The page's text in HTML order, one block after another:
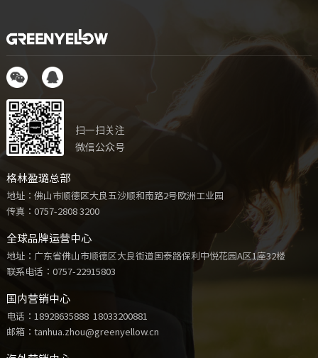
扫一扫关注
微信公众号
格林盈璐总部
地址：佛山市顺德区大良五沙顺和南路2号欧洲工业园
传真：0757-2808 3200
全球品牌运营中心
地址：广东省佛山市顺德区大良街道国泰路保利中悦花园A区1座32楼
联系电话： 0757-22915803
国内营销中心
电话： 18928635888 18033200881
邮箱：tanhua.zhou@greenyellow.cn